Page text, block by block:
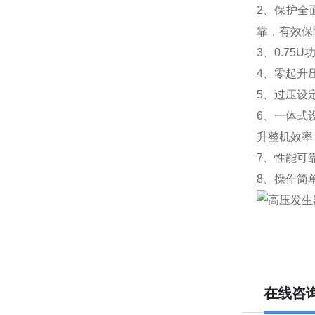
2、保护全
靠，有效
3、0.75U
4、零起升
5、过压设
6、一体式
升整机效
7、性能可
8、操作简
在线咨